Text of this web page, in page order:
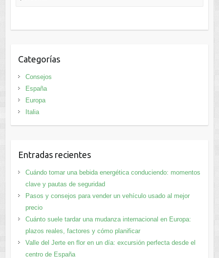
Categorías
Consejos
España
Europa
Italia
Entradas recientes
Cuándo tomar una bebida energética conduciendo: momentos
clave y pautas de seguridad
Pasos y consejos para vender un vehículo usado al mejor
precio
Cuánto suele tardar una mudanza internacional en Europa:
plazos reales, factores y cómo planificar
Valle del Jerte en flor en un día: excursión perfecta desde el
centro de España